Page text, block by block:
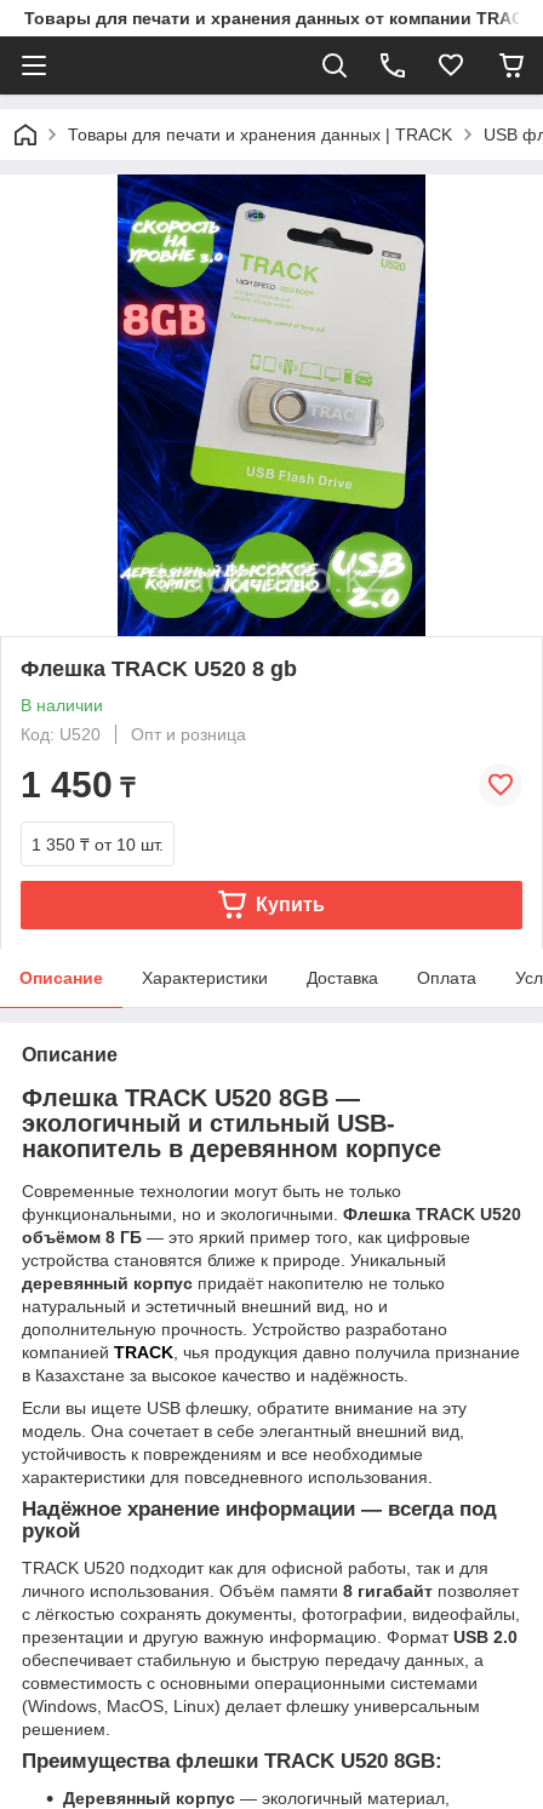
Товары для печати и хранения данных от компании TRACK
Товары для печати и хранения данных | TRACK USB
Флешка TRACK U520 8 gb
В наличии
Код: U520
Опт и розница
1 450 ₸
1 350 ₸ от 10 шт.
Купить
Описание Характеристики Доставка Оплата
Описание
Флешка TRACK U520 8GB —
экологичный и стильный USB-
накопитель в деревянном корпусе
Современные технологии могут быть не только
функциональными, но и экологичными. Флешка TRACK U520
объёмом 8 ГБ — это яркий пример того, как цифровые
устройства становятся ближе к природе. Уникальный
деревянный корпус придаёт накопителю не только
натуральный и эстетичный внешний вид, но и
дополнительную прочность. Устройство разработано
компанией TRACK, чья продукция давно получила признание
в Казахстане за высокое качество и надёжность.
Если вы ищете USB флешку, обратите внимание на эту
модель. Она сочетает в себе элегантный внешний вид,
устойчивость к повреждениям и все необходимые
характеристики для повседневного использования.
Надёжное хранение информации — всегда под
рукой
TRACK U520 подходит как для офисной работы, так и для
личного использования. Объём памяти 8 гигабайт позволяет
с лёгкостью сохранять документы, фотографии, видеофайлы,
презентации и другую важную информацию. ФорматUSB 2.0
обеспечивает стабильную и быструю передачу данных, а
совместимость с основными операционными системами
(Windows, MacOS, Linux) делает флешку универсальным
решением.
Преимущества флешки TRACK U520 8GB:
Деревянный корпус — экологичный материал,